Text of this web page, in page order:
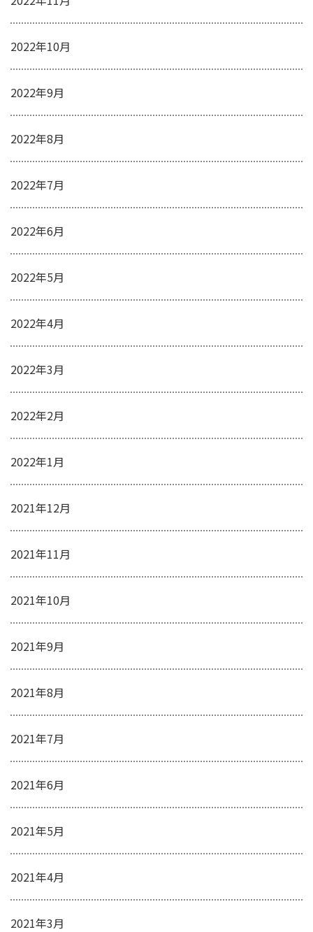
2022年10月
2022年9月
2022年8月
2022年7月
2022年6月
2022年5月
2022年4月
2022年3月
2022年2月
2022年1月
2021年12月
2021年11月
2021年10月
2021年9月
2021年8月
2021年7月
2021年6月
2021年5月
2021年4月
2021年3月